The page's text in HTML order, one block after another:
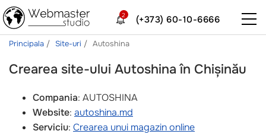
(+373) 60-10-6666
2
Principala Site-uri Autoshina
Crearea site-ului Autoshina în Chișinău
Compania: AUTOSHINA
Website: autoshina.md
Serviciu: Crearea unui magazin online